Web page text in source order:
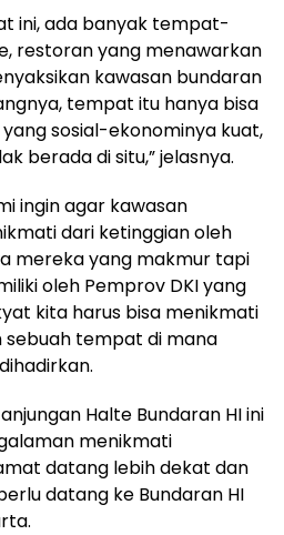
ini, ada banyak tempat-
restoran yang menawarkan
kawasan bundaran
tempat itu hanya bisa
sosial-ekonominya kuat,
berada di situ,” jelasnya.
ingin agar kawasan
dari ketinggian oleh
mereka yang makmur tapi
oleh Pemprov DKI yang
kita harus bisa menikmati
sebuah tempat di mana
Halte Bundaran HI ini
menikmati
datang lebih dekat dan
datang ke Bundaran HI